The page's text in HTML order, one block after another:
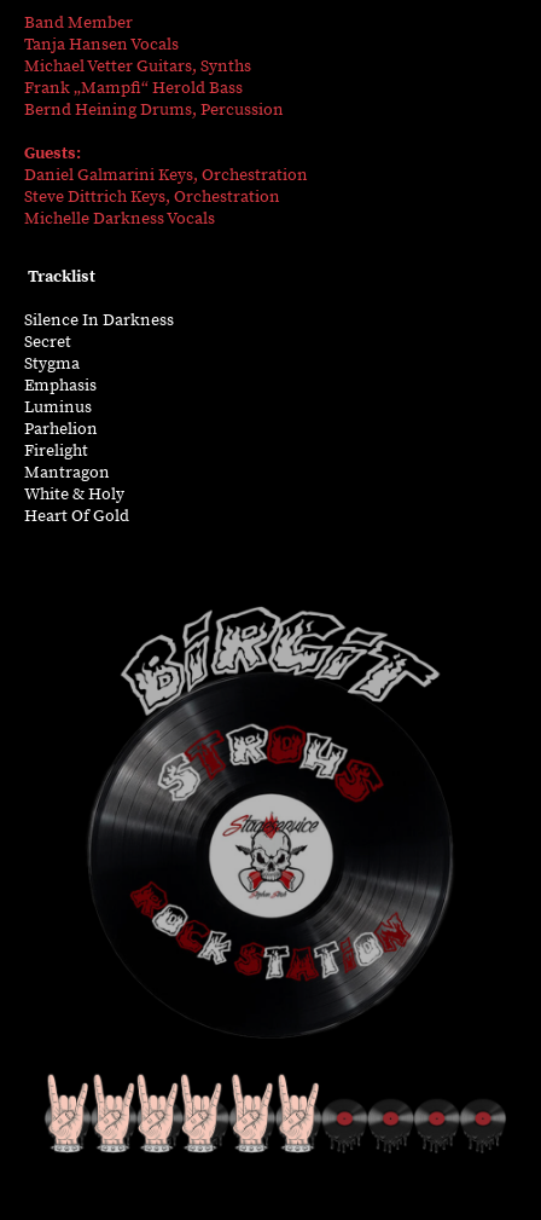
Band Member
Tanja Hansen Vocals
Michael VetterGuitars, Synths
Frank „Mampfi“ HeroldBass
Bernd Heining Drums, Percussion
Guests:
DanielGalmariniKeys, Orchestration
Steve DittrichKeys, Orchestration
Michelle DarknessVocals
Tracklist
Silence In Darkness
Secret
Stygma
Emphasis
Luminus
Parhelion
Firelight
Mantragon
White & Holy
HeartOfGold